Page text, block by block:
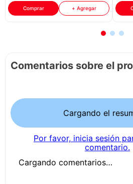
Comprar + Agregar
Comentarios sobre el
Cargando el
Por favor, inicia sesión
comentario.
Cargando comentarios…